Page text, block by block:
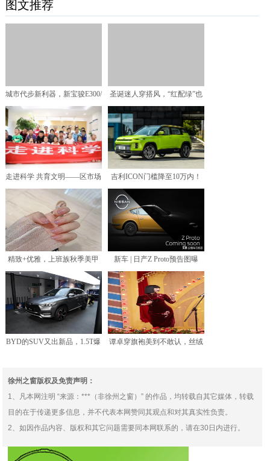
图文推荐
城市代步新利器，新宝骏E300/
宏光MINI E
圣诞迷人穿搭风，“红配绿”也
能穿出高级复古风
走进科学 共育文明——区市场
监管局组织学生和家长
吉利ICON门槛降至10万内！
新增3款车型，入门
精致+优雅，上班族秋季美甲
指南，拿走不谢！「沈阳
新车 | 日产Z Proto预告图曝
光，将于9月
BYD的SUV又出新品，1.5T爆
谭卓穿旗袍美到不敢认，丝绒
徐州之窗版权及免责声明：
1、凡本网注明 “来源：***（非徐州之窗）” 的作品，均转载自其它媒体，转载
目的在于传递更多信息，并不代表本网赞同其观点和对其真实性负责。
2、如因作品内容、版权和其它问题需要同本网联系的，请在30日内进行。